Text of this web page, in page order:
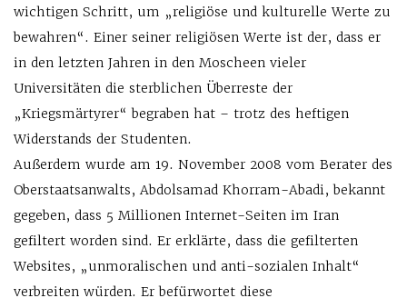
wichtigen Schritt, um „religiöse und kulturelle Werte zu
bewahren“. Einer seiner religiösen Werte ist der, dass er
in den letzten Jahren in den Moscheen vieler
Universitäten die sterblichen Überreste der
„Kriegsmärtyrer“ begraben hat – trotz des heftigen
Widerstands der Studenten.
Außerdem wurde am 19. November 2008 vom Berater des
Oberstaatsanwalts, Abdolsamad Khorram-Abadi, bekannt
gegeben, dass 5 Millionen Internet-Seiten im Iran
gefiltert worden sind. Er erklärte, dass die gefilterten
Websites, „unmoralischen und anti-sozialen Inhalt“
verbreiten würden. Er befürwortet diese